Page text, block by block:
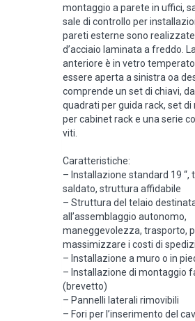
montaggio a parete in uffici,
sale di controllo per
pareti esterne sono
d’acciaio laminata a freddo.
anteriore è in vetro
essere aperta a sinistra oa
comprende un set di chiavi,
quadrati per guida rack, set
per cabinet rack e una serie
viti.
Caratteristiche:
– Installazione standard 19 “,
saldato, struttura affidabile
– Struttura del telaio
all’assemblaggio autonomo,
maneggevolezza, trasporto,
massimizzare i costi di
– Installazione a muro o in
– Installazione di montaggio
(brevetto)
– Pannelli laterali rimovibili
– Fori per l’inserimento del